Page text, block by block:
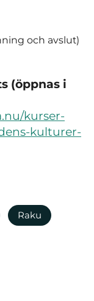
och avslut)
(öppnas i
kurser-
kulturer-
Raku